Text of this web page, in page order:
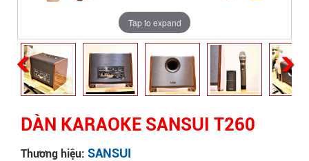
Tap to expand
DÀN KARAOKE SANSUI T260
Thương hiệu: SANSUI